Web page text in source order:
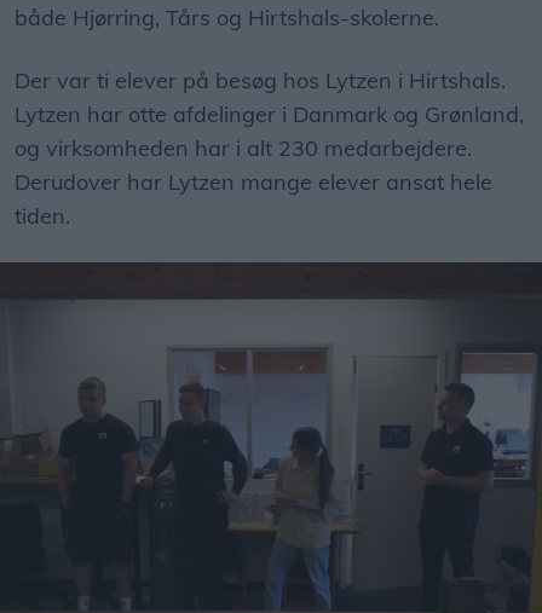
både Hjørring, Tårs og Hirtshals-skolerne.
Der var ti elever på besøg hos Lytzen i Hirtshals.
Lytzen har otte afdelinger i Danmark og Grønland,
og virksomheden har i alt 230 medarbejdere.
Derudover har Lytzen mange elever ansat hele
tiden.